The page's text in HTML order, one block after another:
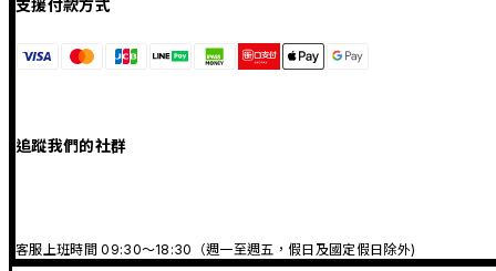
支援付款方式
追蹤我們的社群
客服上班時間 09:30～18:30（週一至週五，假日及國定假日除外)